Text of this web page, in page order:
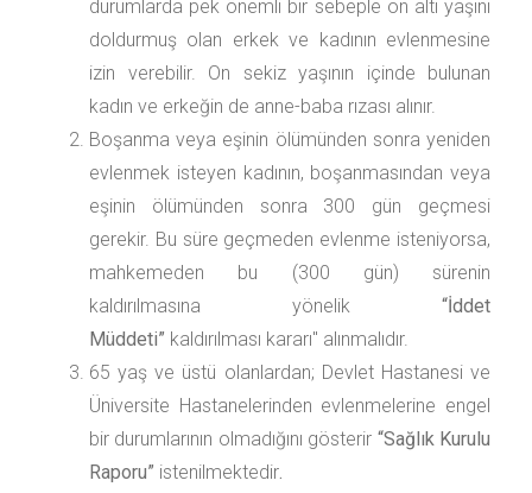
durumlarda pek önemli bir sebeple on altı yaşını
doldurmuş olan erkek ve kadının evlenmesine
izin verebilir. On sekiz yaşının içinde bulunan
kadın ve erkeğin de anne-baba rızası alınır.
Boşanma veya eşinin ölümünden sonra yeniden
evlenmek isteyen kadının, boşanmasından veya
eşinin ölümünden sonra 300 gün geçmesi
gerekir. Bu süre geçmeden evlenme isteniyorsa,
mahkemeden bu (300 gün) sürenin
kaldırılmasına yönelik “İddet
Müddeti” kaldırılması kararı" alınmalıdır.
65 yaş ve üstü olanlardan; Devlet Hastanesi ve
Üniversite Hastanelerinden evlenmelerine engel
bir durumlarının olmadığını gösterir “Sağlık Kurulu
Raporu” istenilmektedir.